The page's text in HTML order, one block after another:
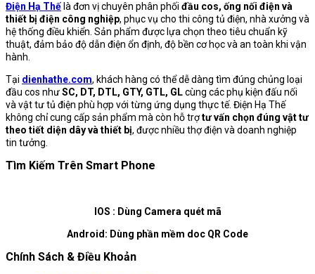
Điện Hạ Thế là đơn vị chuyên phân phối đầu cos, ống nối điện và
thiết bị điện công nghiệp, phục vụ cho thi công tủ điện, nhà xưởng và
hệ thống điều khiển. Sản phẩm được lựa chọn theo tiêu chuẩn kỹ
thuật, đảm bảo độ dẫn điện ổn định, độ bền cơ học và an toàn khi vận
hành.
Tại dienhathe.com, khách hàng có thể dễ dàng tìm đúng chủng loại
đầu cos nhưSC, DT, DTL, GTY, GTL, GLcùng các phụ kiện đấu nối
và vật tư tủ điện phù hợp với từng ứng dụng thực tế. Điện Hạ Thế
không chỉ cung cấp sản phẩm mà còn hỗ trợtư vấn chọn đúng vật tư
theo tiết diện dây và thiết bị, được nhiều thợ điện và doanh nghiệp
tin tưởng.
Tìm Kiếm Trên Smart Phone
IOS : Dùng Camera quét mã
Android: Dùng phần mềm doc QR Code
Chính Sách & Điều Khoản